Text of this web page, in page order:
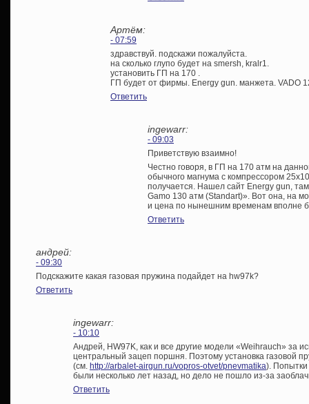
Артём:
- 07:59
здравствуй. подскажи пожалуйста.
на сколько глупо будет на smersh, kralr1.
установить ГП на 170 .
ГП будет от фирмы. Energy gun. манжета. VADO
Ответить
ingewarr:
- 09:03
Приветствую взаимно!
Честно говоря, в ГП на 170 атм на
обычного магнума с компрессором
получается. Нашел сайт Energy gun,
Gamo 130 атм (Standart)». Вот она, на
и цена по нынешним временам вполне
Ответить
андрей:
- 09:30
Подскажите какая газовая пружина подайдет на hw97k?
Ответить
ingewarr:
- 10:10
Андрей, HW97K, как и все другие модели «Weihrauch» за
центральный зацеп поршня. Поэтому установка газовой
(см. http://arbalet-airgun.ru/vopros-otvet/pnevmatika). Попытки
были несколько лет назад, но дело не пошло из-за
Ответить